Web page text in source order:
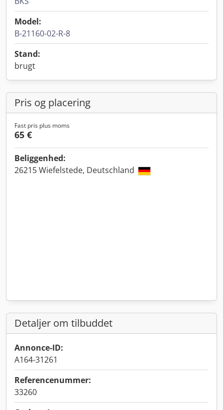
Model:
B-21160-02-R-8
Stand:
brugt
Pris og placering
Fast pris plus moms
65 €
Beliggenhed:
26215 Wiefelstede, Deutschland
Detaljer om tilbuddet
Annonce-ID:
A164-31261
Referencenummer:
33260